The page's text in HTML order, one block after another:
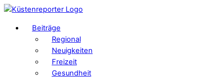
Beiträge
Regional
Neuigkeiten
Freizeit
Gesundheit